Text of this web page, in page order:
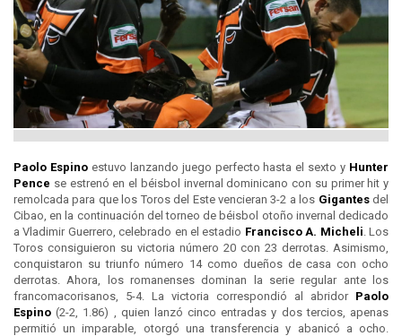
Paolo Espinoestuvo lanzando juego perfecto hasta el sexto y Hunter
Pence se estrenó en el béisbol invernal dominicano con su primer hit y
remolcada para que los Toros del Este vencieran 3-2 a los Gigantesdel
Cibao, en la continuación del torneo de béisbol otoño invernal dedicado
a Vladimir Guerrero, celebrado en el estadio Francisco A. Micheli . Los
Toros consiguieron su victoria número 20 con 23 derrotas. Asimismo,
conquistaron su triunfo número 14 como dueños de casa con ocho
derrotas. Ahora, los romanenses dominan la serie regular ante los
francomacorisanos, 5-4. La victoria correspondió al abridor Paolo
Espino (2-2, 1.86) , quien lanzó cinco entradas y dos tercios, apenas
permitió un imparable, otorgó una transferencia y abanicó a ocho.